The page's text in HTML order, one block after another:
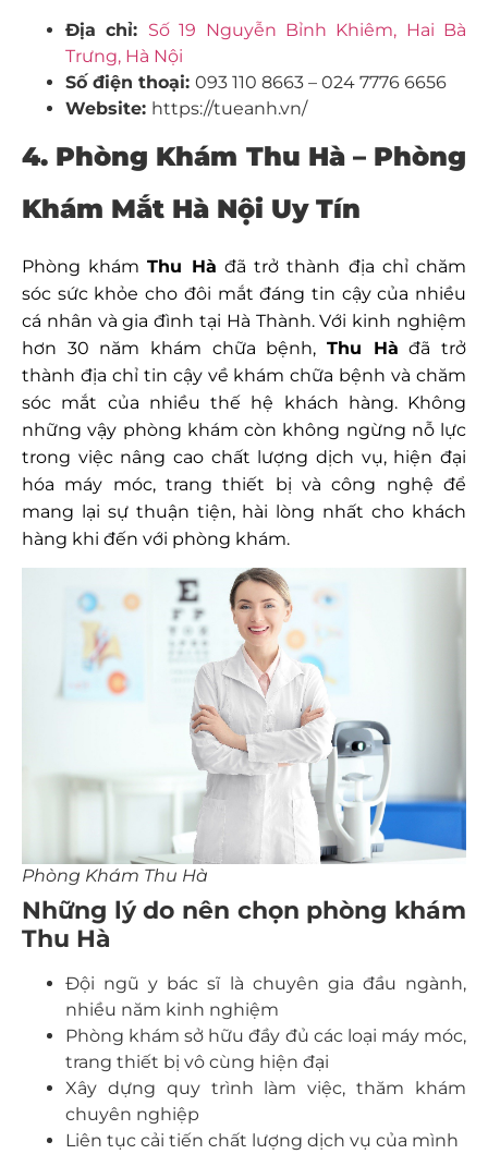
Địa chỉ: Số 19 Nguyễn Bỉnh Khiêm, Hai Bà
Trưng, Hà Nội
Số điện thoại: 093 110 8663 – 024 7776 6656
Website: https://tueanh.vn/
4. Phòng Khám Thu Hà – Phòng
Khám Mắt Hà Nội Uy Tín
Phòng khámThu Hà đã trở thành địa chỉ chăm
sóc sức khỏe cho đôi mắt đáng tin cậy của nhiều
cá nhân và gia đình tại Hà Thành. Với kinh nghiệm
hơn 30 năm khám chữa bệnh, Thu Hà đã trở
thành địa chỉ tin cậy về khám chữa bệnh và chăm
sóc mắt của nhiều thế hệ khách hàng. Không
những vậy phòng khám còn không ngừng nỗ lực
trong việc nâng cao chất lượng dịch vụ, hiện đại
hóa máy móc, trang thiết bị và công nghệ để
mang lại sự thuận tiện, hài lòng nhất cho khách
hàng khi đến với phòng khám.
Phòng Khám Thu Hà
Những lý do nên chọn phòng khám
Thu Hà
Đội ngũ y bác sĩ là chuyên gia đầu ngành,
nhiều năm kinh nghiệm
Phòng khám sở hữu đầy đủ các loại máy móc,
trang thiết bị vô cùng hiện đại
Xây dựng quy trình làm việc, thăm khám
chuyên nghiệp
Liên tục cải tiến chất lượng dịch vụ của mình